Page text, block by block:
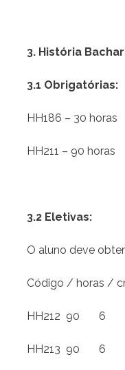
3. História
3.1 Obrigatórias:
HH186 – 30 horas
HH211 – 90 horas
3.2 Eletivas:
O aluno deve
Código / horas /
HH212 90 6
HH213 90 6